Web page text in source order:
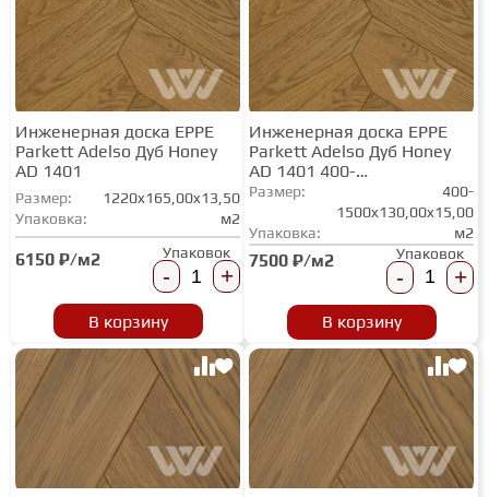
Инженерная доска EPPE
Parkett Adelso Дуб Honey
AD 1401
Размер:
1220x165,00x13,50
Упаковка:
м2
6150 ₽/м2 Упаковок
- +
В корзину
Инженерная доска EPPE
Parkett Adelso Дуб Honey
AD 1401 400-
1500х130/150/180
Размер:
400-
1500x130,00x15,00
Упаковка:
м2
7500 ₽/м2 Упаковок
- +
В корзину